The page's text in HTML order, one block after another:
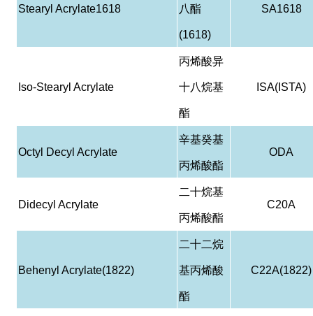
Stearyl Acrylate1618 八酯
(1618)
SA1618
Iso-Stearyl Acrylate
丙烯酸异
十八烷基
酯
ISA(ISTA)
Octyl Decyl Acrylate
辛基癸基
丙烯酸酯
ODA
Didecyl Acrylate
二十烷基
丙烯酸酯
C20A
Behenyl Acrylate(1822)
二十二烷
基丙烯酸
酯
C22A(1822)